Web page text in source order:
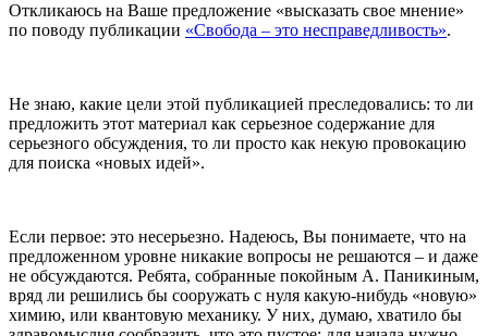
Откликаюсь на Ваше предложение «высказать свое мнение»
по поводу публикации «Свобода – это несправедливость».
Не знаю, какие цели этой публикацией преследовались: то ли
предложить этот материал как серьезное содержание для
серьезного обсуждения, то ли просто как некую провокацию
для поиска «новых идей».
Если первое: это несерьезно. Надеюсь, Вы понимаете, что на
предложенном уровне никакие вопросы не решаются – и даже
не обсуждаются. Ребята, собранные покойным А. Паникиным,
вряд ли решились бы сооружать с нуля какую-нибудь «новую»
химию, или квантовую механику. У них, думаю, хватило бы